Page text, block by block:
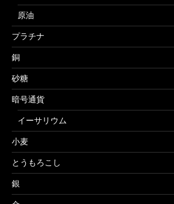
原油
プラチナ
銅
砂糖
暗号通貨
イーサリウム
小麦
とうもろこし
銀